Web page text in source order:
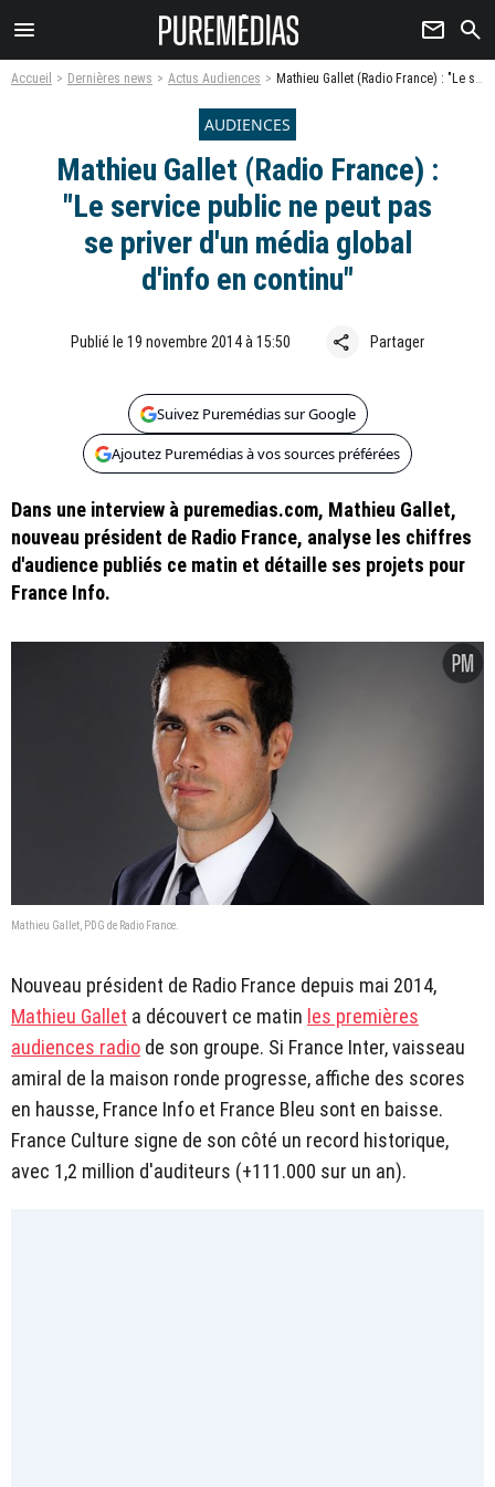
menu newsletter search
Accueil Dernières news Actus Audiences Mathieu Gallet (Radio France) : "Le service public ne peut pas se priver d'un média global d'info en continu"
AUDIENCES
Mathieu Gallet (Radio France) :
"Le service public ne peut pas
se priver d'un média global
d'info en continu"
Publié le 19 novembre 2014 à 15:50 share Partager
Suivez Puremédias sur Google
Ajoutez Puremédias à vos sources préférées
Dans une interview à puremedias.com, Mathieu Gallet,
nouveau président de Radio France, analyse les chiffres
d'audience publiés ce matin et détaille ses projets pour
France Info.
Mathieu Gallet, PDG de Radio France.
Nouveau président de Radio France depuis mai 2014,
Mathieu Gallet a découvert ce matin les premières
audiences radio de son groupe. Si France Inter, vaisseau
amiral de la maison ronde progresse, affiche des scores
en hausse, France Info et France Bleu sont en baisse.
France Culture signe de son côté un record historique,
avec 1,2 million d'auditeurs (+111.000 sur un an).